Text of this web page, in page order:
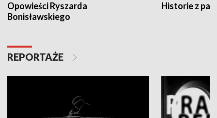
Opowieści Ryszarda
Bonisławskiego
Historie z
REPORTAŻE